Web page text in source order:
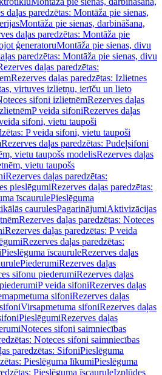
daļas paredzētas: Montāža pie sienas,
Montāža pie sienas, darbināšana,
daļas paredzētas: Montāža pie
ģeneratoruMontāža pie sienas, divu
paredzētas: Montāža pie sienas, divu
daļas paredzētas:
Rezerves daļas paredzētas: Izlietnes
virtuves izlietņu, ierīču un lieto
sifoni izlietnēmRezerves daļas
P veida sifoniRezerves daļas
sifoni, vietu taupoši
P veida sifoni, vietu taupoši
Rezerves daļas paredzētas: Pudeļsifoni
vietu taupošs modelisRezerves daļas
vietu taupošs
Rezerves daļas paredzētas:
pieslēgumiRezerves daļas paredzētas:
īscaurulePieslēguma
caurulesPagarinājumiAktivizācijas
Rezerves daļas paredzētas: Noteces
Rezerves daļas paredzētas: P veida
Rezerves daļas paredzētas:
Pieslēguma īscauruleRezerves daļas
PiederumiRezerves daļas
sifonu piederumiRezerves daļas
P veida sifoniRezerves daļas
sifoniRezerves daļas
Virsapmetuma sifoniRezerves daļas
PieslēgumiRezerves daļas
Noteces sifoni saimniecības
Noteces sifoni saimniecības
paredzētas: SifoniPieslēguma
Pieslēguma līkumiPieslēguma
Pieslēguma īscauruleIzplūdes